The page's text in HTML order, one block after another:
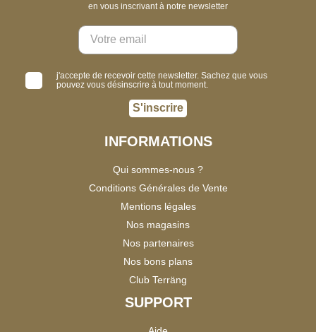
en vous inscrivant à notre newsletter
j'accepte de recevoir cette newsletter. Sachez que vous
pouvez vous désinscrire à tout moment.
S'inscrire
INFORMATIONS
Qui sommes-nous ?
Conditions Générales de Vente
Mentions légales
Nos magasins
Nos partenaires
Nos bons plans
Club Terräng
SUPPORT